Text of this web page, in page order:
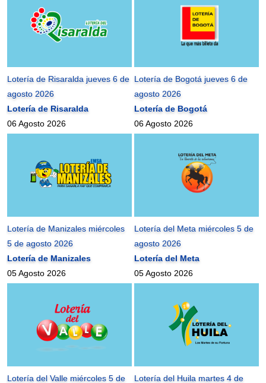
Lotería de Risaralda jueves 6 de
agosto 2026
Lotería de Risaralda
06 Agosto 2026
Lotería de Bogotá jueves 6 de
agosto 2026
Lotería de Bogotá
06 Agosto 2026
Lotería de Manizales miércoles
5 de agosto 2026
Lotería de Manizales
05 Agosto 2026
Lotería del Meta miércoles 5 de
agosto 2026
Lotería del Meta
05 Agosto 2026
Lotería del Valle miércoles 5 de Lotería del Huila martes 4 de